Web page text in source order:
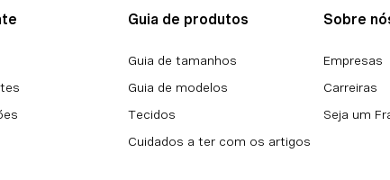
Guia de produtos
Guia de tamanhos
Guia de modelos
Tecidos
Cuidados a ter com os artigos
Sobre
Empresas
Carreiras
Seja um